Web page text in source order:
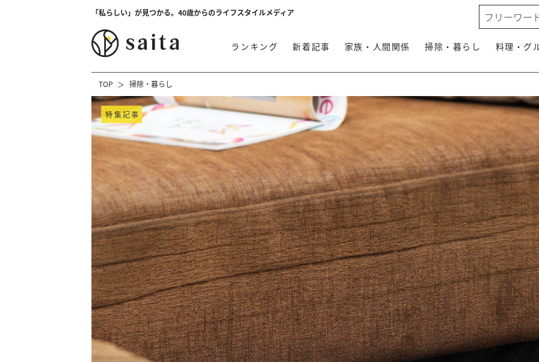
「私らしい」が見つかる。40歳からのライフスタイルメディア
ランキング 新着記事 家族・人間関係 掃除・暮らし 料理・グ
TOP 掃除・暮らし
特集記事